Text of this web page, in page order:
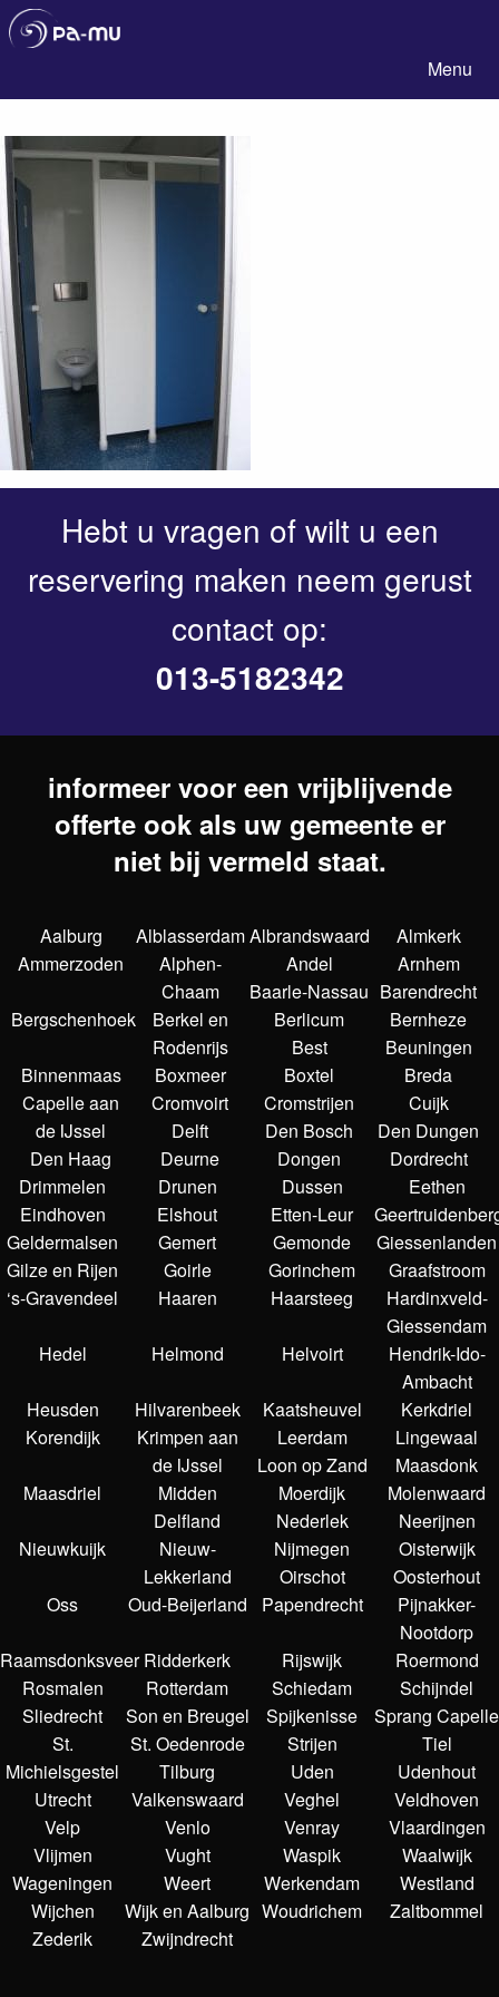
Pa-Mu Menu
Hebt u vragen of wilt u een
reservering maken neem gerust
contact op:
013-5182342
informeer voor een vrijblijvende
offerte ook als uw gemeente er
niet bij vermeld staat.
Aalburg AlblasserdamAlbrandswaard
Almkerk
Ammerzoden
Alphen-
Chaam
Andel
Arnhem
Baarle-Nassau Barendrecht
Bergschenhoek
Berkel en
Rodenrijs
Berlicum
Bernheze
Best
Beuningen
Binnenmaas
Boxmeer Boxtel
Breda
Capelle aan
de IJssel
Cromvoirt Cromstrijen
Cuijk
Delft
Den Bosch
Den Dungen
Den Haag
Deurne Dongen
Dordrecht
Drimmelen
Drunen Dussen
Eethen
Eindhoven
Elshout Etten-Leur
Geldermalsen
Gemert Gemonde
Giessenlanden
Gilze en Rijen
Goirle Gorinchem
Graafstroom
‘s-Gravendeel
Haaren Haarsteeg
Hardinxveld-
Giessendam
Hedel
Helmond Helvoirt
Hendrik-Ido-
Ambacht
Heusden
Hilvarenbeek Kaatsheuvel
Kerkdriel
Korendijk
Krimpen aan
de IJssel
Leerdam
Lingewaal
Loon op Zand
Maasdonk
Maasdriel
Midden
Delfland
Moerdijk
Molenwaard
Nederlek
Neerijnen
Nieuwkuijk
Nieuw-
Lekkerland
Nijmegen
Oisterwijk
Oirschot
Oosterhout
Oss
Oud-Beijerland Papendrecht
Pijnakker-
Nootdorp
Raamsdonksveer Ridderkerk Rijswijk
Roermond
Rosmalen
Rotterdam Schiedam
Schijndel
Sliedrecht
Son en Breugel Spijkenisse
Sprang Capelle
St.
Michielsgestel
St. Oedenrode Strijen
Tiel
Tilburg
Uden
Udenhout
Utrecht
Valkenswaard Veghel
Veldhoven
Velp
Venlo Venray
Vlaardingen
Vlijmen
Vught Waspik
Waalwijk
Wageningen
Weert Werkendam
Westland
Wijchen
Wijk en Aalburg Woudrichem
Zaltbommel
Zederik
Zwijndrecht